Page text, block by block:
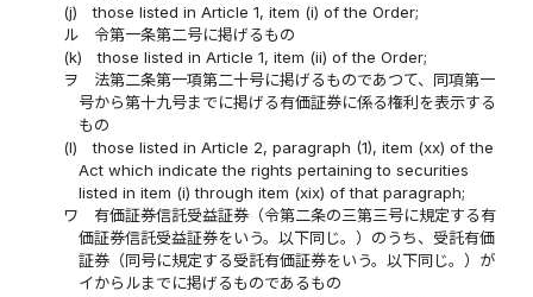
(j)
those listed in Article 1, item (i) of the Order;
ル
令第一条第二号に掲げるもの
(k)
those listed in Article 1, item (ii) of the Order;
ヲ
法第二条第一項第二十号に掲げるものであつて、同項第一
号から第十九号までに掲げる有価証券に係る権利を表示する
もの
(l)
those listed in Article 2, paragraph (1), item (xx) of the
Act which indicate the rights pertaining to securities
listed in item (i) through item (xix) of that paragraph;
ワ
有価証券信託受益証券（令第二条の三第三号に規定する有
価証券信託受益証券をいう。以下同じ。）のうち、受託有価
証券（同号に規定する受託有価証券をいう。以下同じ。）が
イからルまでに掲げるものであるもの